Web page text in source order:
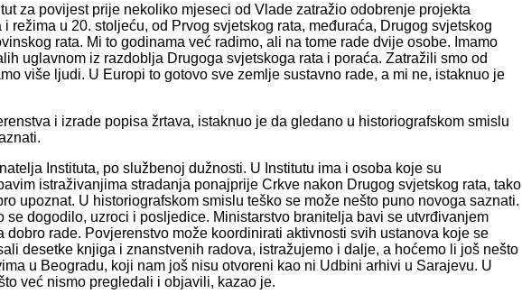
za povijest prije nekoliko mjeseci od Vlade zatražio odobrenje projekta
režima u 20. stoljeću, od Prvog svjetskog rata, međuraća, Drugog svjetskog
rata. Mi to godinama već radimo, ali na tome rade dvije osobe. Imamo
uglavnom iz razdoblja Drugoga svjetskoga rata i poraća. Zatražili smo od
više ljudi. U Europi to gotovo sve zemlje sustavno rade, a mi ne, istaknuo je
i izrade popisa žrtava, istaknuo je da gledano u historiografskom smislu
Instituta, po službenoj dužnosti. U Institutu ima i osoba koje su
istraživanjima stradanja ponajprije Crkve nakon Drugog svjetskog rata, tako
upoznat. U historiografskom smislu teško se može nešto puno novoga saznati.
se dogodilo, uzroci i posljedice. Ministarstvo branitelja bavi se utvrđivanjem
dobro rade. Povjerenstvo može koordinirati aktivnosti svih ustanova koje se
desetke knjiga i znanstvenih radova, istražujemo i dalje, a hoćemo li još nešto
u Beogradu, koji nam još nisu otvoreni kao ni Udbini arhivi u Sarajevu. U
već nismo pregledali i objavili, kazao je.